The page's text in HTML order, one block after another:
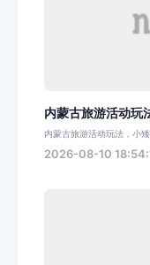
内蒙古旅游活动玩
内蒙古旅游活动玩法，小
2026-08-10